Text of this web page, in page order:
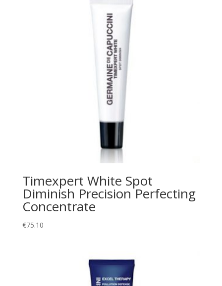
Timexpert White Spot
Diminish Precision Perfecting
Concentrate
€75.10